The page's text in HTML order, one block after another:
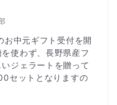
中元ギフト受付を開
使わず、長野県産フ
ジェラートを贈って
セットとなりますの